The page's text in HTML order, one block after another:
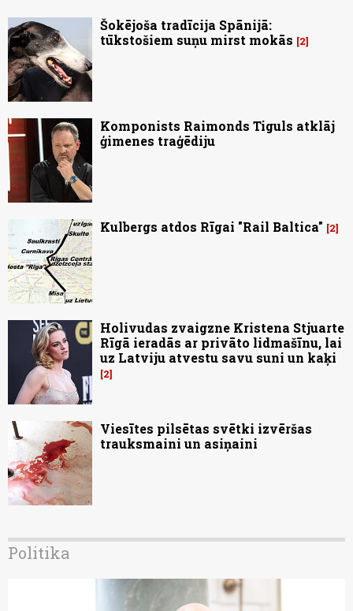
Šokējoša tradīcija Spānijā:
tūkstošiem suņu mirst mokās
2
Komponists Raimonds Tiguls atklāj
ģimenes traģēdiju
Kulbergs atdos Rīgai "Rail Baltica" 2
Holivudas zvaigzne Kristena Stjuarte
Rīgā ieradās ar privāto lidmašīnu, lai
uz Latviju atvestu savu suni un kaķi
2
Viesītes pilsētas svētki izvēršas
trauksmaini un asiņaini
Politika